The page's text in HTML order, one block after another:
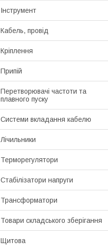
Інструмент
Кабель, провід
Кріплення
Припій
Перетворювачі частоти та
плавного пуску
Системи вкладання кабелю
Лічильники
Терморегулятори
Стабілізатори напруги
Трансформатори
Товари складського зберігання
Щитова